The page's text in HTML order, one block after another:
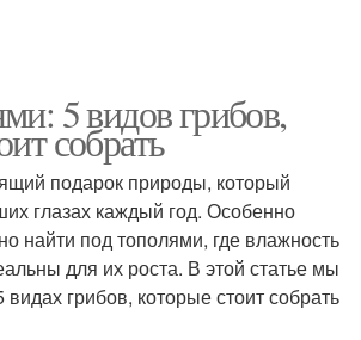
5 видов грибов,
собрать
подарок природы, который
глазах каждый год. Особенно
найти под тополями, где влажность
для их роста. В этой статье мы
грибов, которые стоит собрать